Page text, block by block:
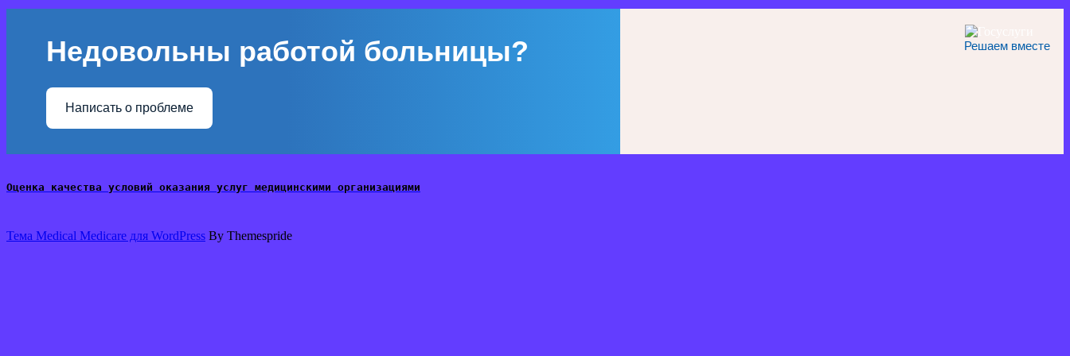
Решаем вместе
Недовольны работой больницы?
Написать о проблеме
Оценка качества условий оказания услуг медицинскими организациями
Тема Medical Medicare для WordPress By Themespride